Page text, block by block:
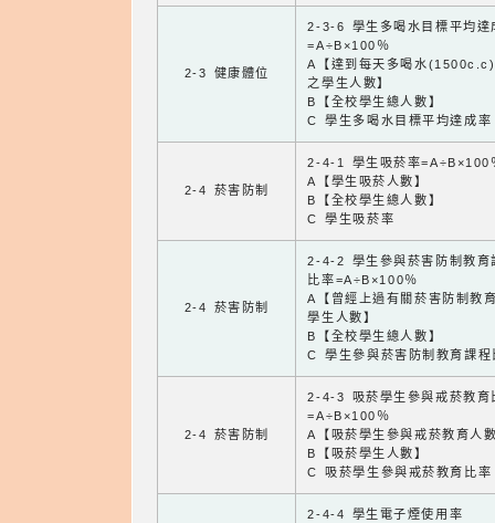
2-3 健康體位
2-3-6 學生多喝水目標平均達
=A÷B×100％
A【達到每天多喝水
之學生人數】
B【全校學生總人數】
C 學生多喝水目標平均達成率
2-4 菸害防制
2-4-1 學生吸菸率=A÷B×100
A【學生吸菸人數】
B【全校學生總人數】
C 學生吸菸率
2-4 菸害防制
2-4-2 學生參與菸害防制教育
比率=A÷B×100％
A【曾經上過有關菸害防制教
學生人數】
B【全校學生總人數】
C 學生參與菸害防制教育課程
2-4 菸害防制
2-4-3 吸菸學生參與戒菸教育
=A÷B×100％
A【吸菸學生參與戒菸教育人
B【吸菸學生人數】
C 吸菸學生參與戒菸教育比率
2-4-4 學生電子煙使用率